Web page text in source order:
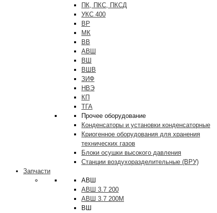
ПК, ПКС, ПКСД
УКС 400
ВР
МК
ВВ
АВШ
ВШ
ВШВ
ЗИФ
НВЭ
КП
ТГА
Прочее оборудование
Конденсаторы и установки конденсаторные
Криогенное оборудования для хранения
технических газов
Блоки осушки высокого давления
Станции воздухоразделительные (ВРУ)
Запчасти
АВШ
АВШ 3.7 200
АВШ 3.7 200М
ВШ